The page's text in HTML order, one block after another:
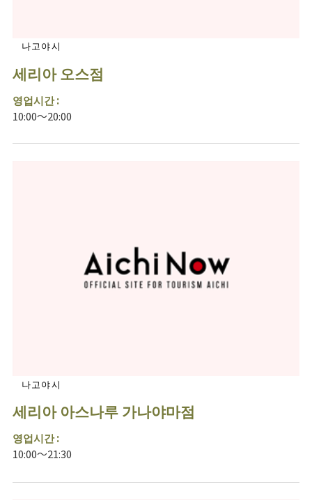
나고야시
세리아 오스점
영업시간 :
10:00～20:00
나고야시
세리아 아스나루 가나야마점
영업시간 :
10:00～21:30